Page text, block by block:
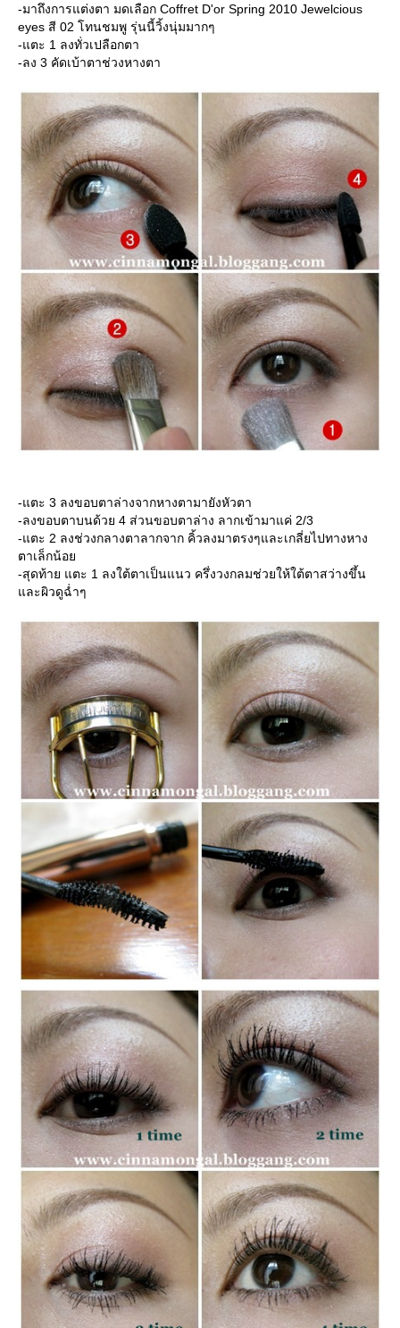
-มาถึงการแต่งตา มดเลือก Coffret D'or Spring 2010 Jewelcious
eyes สี 02 โทนชมพู รุ่นนี้วิ้งนุ่มมากๆ
-แตะ 1 ลงทั่วเปลือกตา
-ลง 3 คัดเบ้าตาช่วงหางตา
-แตะ 3 ลงขอบตาล่างจากหางตามายังหัวตา
-ลงขอบตาบนด้วย 4 ส่วนขอบตาล่าง ลากเข้ามาแค่ 2/3
-แตะ 2 ลงช่วงกลางตาลากจาก คิ้วลงมาตรงๆและเกลี่ยไปทางหาง
ตาเล็กน้อ
-สุดท้าย แตะ 1 ลงใต้ตาเป็นแนว ครึ่งวงกลมช่วยให้ใต้ตาสว่างขึ้น
ละผิวดูฉ่ำๆ